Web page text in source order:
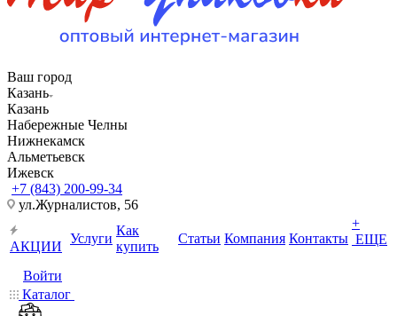
Ваш город
Казань
Казань
Набережные Челны
Нижнекамск
Альметьевск
Ижевск
+7 (843) 200-99-34
ул.Журналистов, 56
АКЦИИ
Услуги
Как
купить
Статьи Компания Контакты
+
ЕЩЕ
Войти
Каталог